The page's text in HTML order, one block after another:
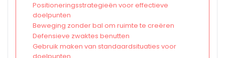
Positioneringsstrategieën voor effectieve
doelpunten
Beweging zonder bal om ruimte te creëren
Defensieve zwaktes benutten
Gebruik maken van standaardsituaties voor